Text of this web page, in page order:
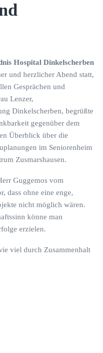
Hospital Dinkelscherben
und herzlicher Abend statt,
Gesprächen und
Lenzer,
Dinkelscherben, begrüßte
gegenüber dem
Überblick über die
im Seniorenheim
Zusmarshausen.
Guggemos vom
dass ohne eine enge,
nicht möglich wären.
könne man
erzielen.
viel durch Zusammenhalt